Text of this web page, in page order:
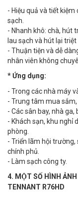
- Hiệu quả và tiết
sạch.
- Nhanh khô: chà, hút
lau sạch và hút lại triệt
- Thuận tiện và dễ
nhân viên không
* Ứng dụng:
- Trong các nhà máy
- Trung tâm mua
- Các sân bay, nhà
- Khách sạn, khu nghỉ
phòng.
- Triển lãm hội trường,
chính phủ.
- Làm sạch công ty.
4. MỘT SỐ HÌNH
TENNANT R76HD